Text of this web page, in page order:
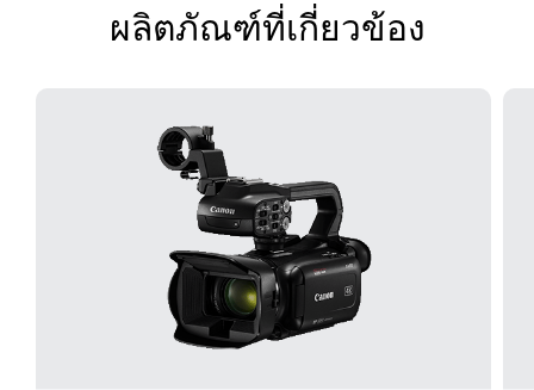
ผลิตภัณฑ์ที่เกี่ยวข้อง